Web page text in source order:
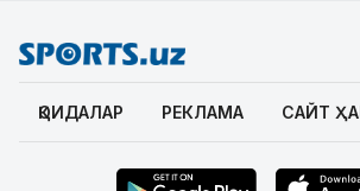
ҚОИДАЛАР РЕКЛАМА САЙТ